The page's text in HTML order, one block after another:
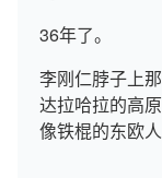
36年了。
李刚仁脖子上
达拉哈拉的高
像铁棍的东欧